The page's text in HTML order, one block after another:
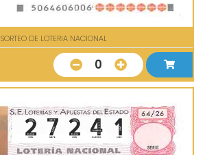
SORTEO DE LOTERIA NACIONAL
0